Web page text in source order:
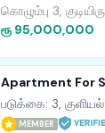
கொழும்பு 3,
ரூ 95,000,000
Apartment For
No - 1115 B/2)
படுக்கை: 3,
MEMBER